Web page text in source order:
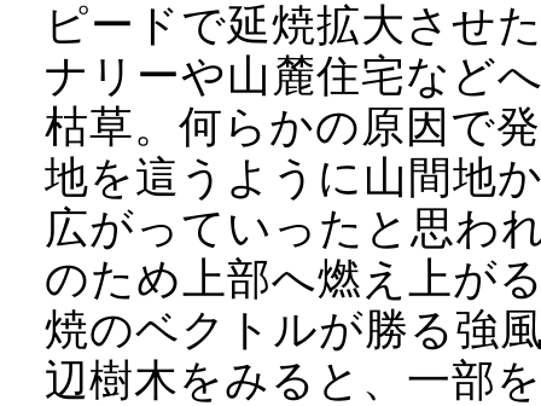
ピードで延焼拡大させ
ナリーや山麓住宅など
枯草。何らかの原因で
地を這うように山間地
広がっていったと思わ
のため上部へ燃え上が
焼のベクトルが勝る強
辺樹木をみると、一部